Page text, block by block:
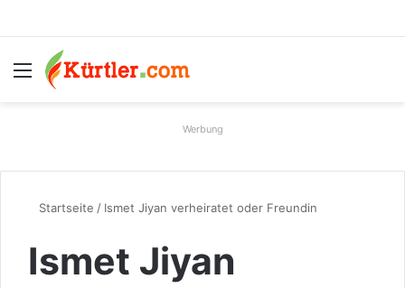
Menü
Werbung
Startseite / Ismet Jiyan verheiratet oder Freundin
Ismet Jiyan